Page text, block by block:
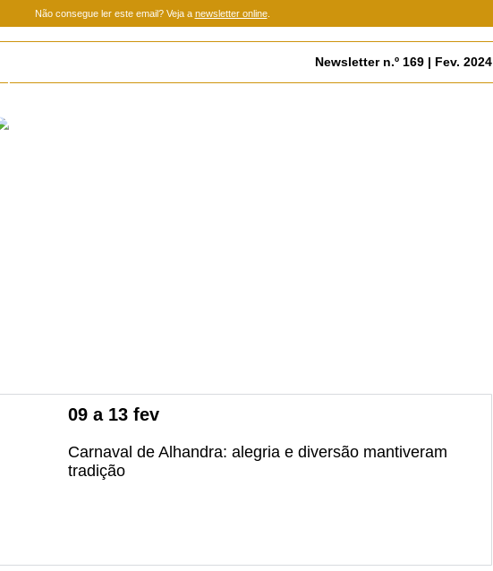
Não consegue ler este email? Veja a newsletter online.
Newsletter n.º 169 | Fev. 2024
09 a 13 fev
Carnaval de Alhandra: alegria e diversão mantiveram
tradição